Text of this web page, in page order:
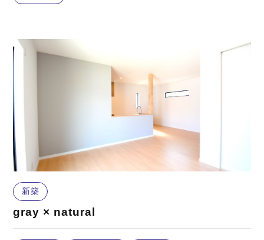
新築
gray × natural